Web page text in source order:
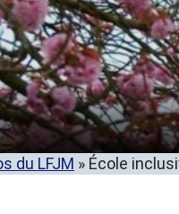
du LFJM » École